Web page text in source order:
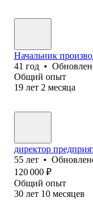
Начальник
41 год •
Общий опыт
19 лет 2 месяца
директор
55 лет •
120 000 ₽
Общий опыт
30 лет 10 месяцев